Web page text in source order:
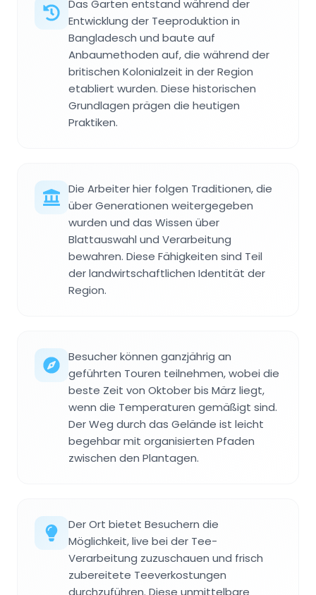
Das Garten entstand während der
Entwicklung der Teeproduktion in
Bangladesch und baute auf
Anbaumethoden auf, die während der
britischen Kolonialzeit in der Region
etabliert wurden. Diese historischen
Grundlagen prägen die heutigen
Praktiken.
Die Arbeiter hier folgen Traditionen, die
über Generationen weitergegeben
wurden und das Wissen über
Blattauswahl und Verarbeitung
bewahren. Diese Fähigkeiten sind Teil
der landwirtschaftlichen Identität der
Region.
Besucher können ganzjährig an
geführten Touren teilnehmen, wobei die
beste Zeit von Oktober bis März liegt,
wenn die Temperaturen gemäßigt sind.
Der Weg durch das Gelände ist leicht
begehbar mit organisierten Pfaden
zwischen den Plantagen.
Der Ort bietet Besuchern die
Möglichkeit, live bei der Tee-
Verarbeitung zuzuschauen und frisch
zubereitete Teeverkostungen
durchzuführen. Diese unmittelbare